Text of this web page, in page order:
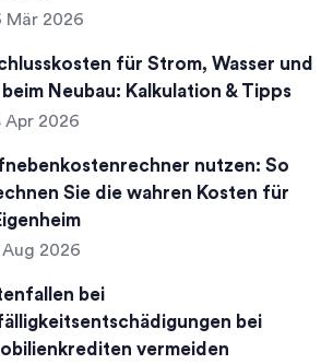
Mär 2026
für Strom, Wasser und
beim Neubau: Kalkulation & Tipps
Apr 2026
nutzen: So
Sie die wahren Kosten für
Aug 2026
bei
bei
vermeiden